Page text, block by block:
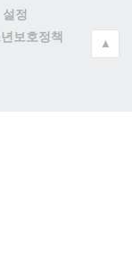
설정
보호정책
▲